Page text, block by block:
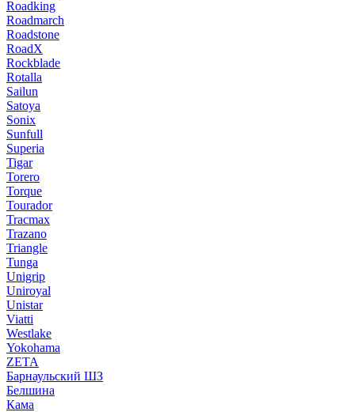
Roadking
Roadmarch
Roadstone
RoadX
Rockblade
Rotalla
Sailun
Satoya
Sonix
Sunfull
Superia
Tigar
Torero
Torque
Tourador
Tracmax
Trazano
Triangle
Tunga
Unigrip
Uniroyal
Unistar
Viatti
Westlake
Yokohama
ZETA
Барнаульский ШЗ
Белшина
Кама